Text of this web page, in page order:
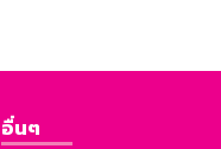
อื่นๆ